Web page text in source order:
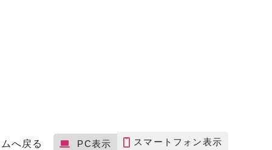
へ戻る PC表示 スマートフォン表示